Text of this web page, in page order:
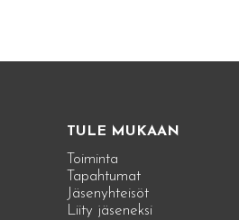
TULE MUKAAN
Toiminta
Tapahtumat
Jäsenyhteisöt
Liity jäseneksi